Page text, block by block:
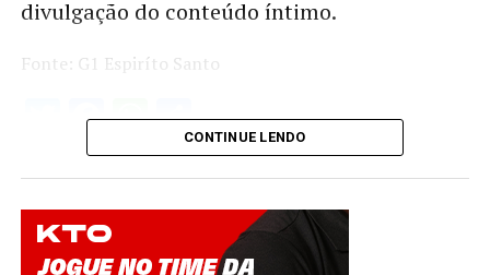
divulgação do conteúdo íntimo.
Fonte: G1 Espiríto Santo
Twitter
Facebook
WhatsApp
Share
CONTINUE LENDO